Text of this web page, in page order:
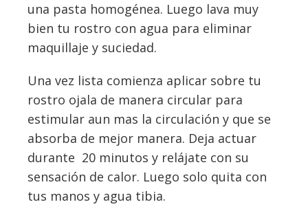
una pasta homogénea. Luego lava muy
bien tu rostro con agua para eliminar
maquillaje y suciedad.
Una vez lista comienza aplicar sobre tu
rostro ojala de manera circular para
estimular aun mas la circulación y que se
absorba de mejor manera. Deja actuar
durante 20 minutos y relájate con su
sensación de calor. Luego solo quita con
tus manos y agua tibia.